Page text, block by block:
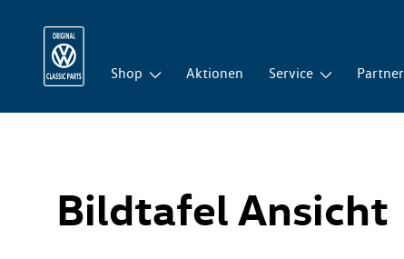
Shop Aktionen Service Partner
Bildtafel Ansicht